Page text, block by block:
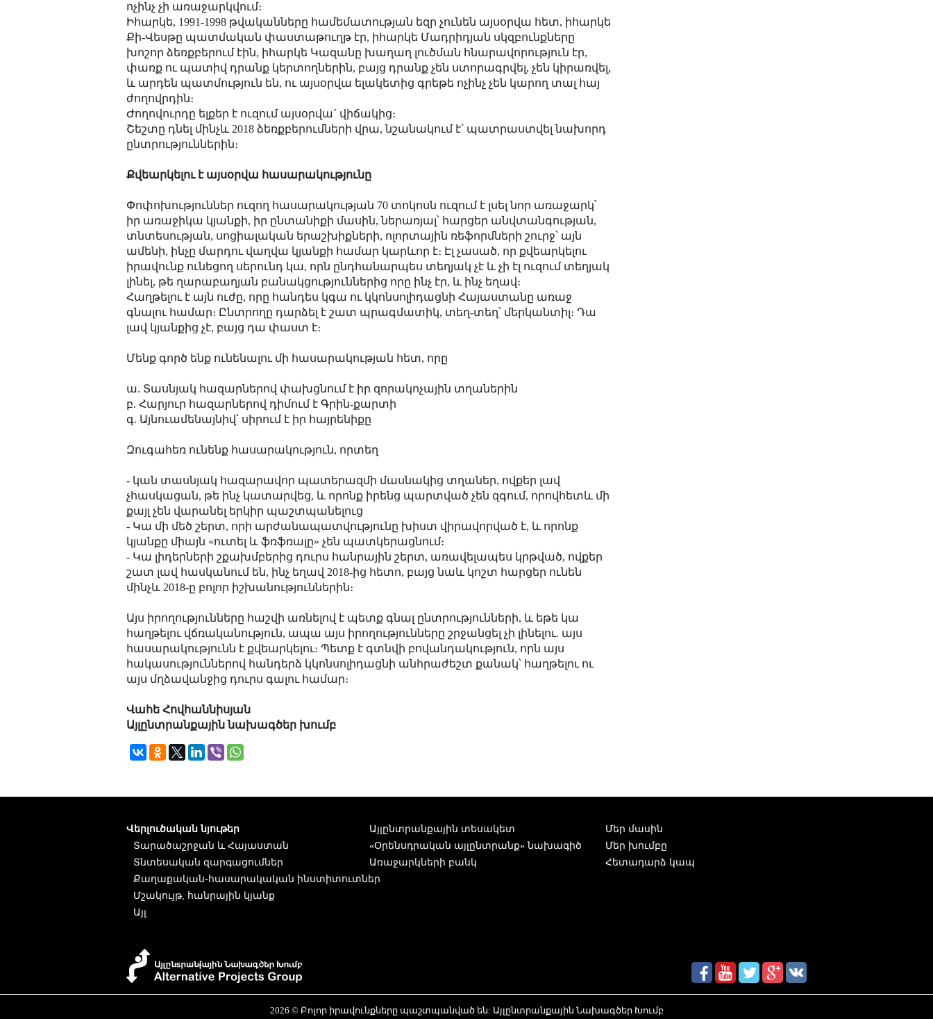
ոչինչ չի առաջարկվում։
Իհարկե, 1991-1998 թվականները համեմատության եզր չունեն այսօրվա հետ, իհարկե
Քի-Վեսթը պատմական փաստաթուղթ էր, իհարկե Մադրիդյան սկզբունքները
խոշոր ձեռքբերում էին, իհարկե Կազանը խաղաղ լուծման հնարավորություն էր,
փառք ու պատիվ դրանք կերտողներին, բայց դրանք չեն ստորագրվել, չեն կիրառվել,
և արդեն պատմություն են, ու այսօրվա ելակետից գրեթե ոչինչ չեն կարող տալ հայ
ժողովրդին։
Ժողովուրդը ելքեր է ուզում այսօրվա´ վիճակից։
Շեշտը դնել մինչև 2018 ձեռքբերումների վրա, նշանակում է՝ պատրաստվել նախորդ
ընտրություններին։
Քվեարկելու է այսօրվա հասարակությունը
Փոփոխություններ ուզող հասարակության 70 տոկոսն ուզում է լսել նոր առաջարկ՝
իր առաջիկա կյանքի, իր ընտանիքի մասին, ներառյալ՝ հարցեր անվտանգության,
տնտեսության, սոցիալական երաշխիքների, ոլորտային ռեֆորմների շուրջ՝ այն
ամենի, ինչը մարդու վաղվա կյանքի համար կարևոր է։ Էլ չասած, որ քվեարկելու
իրավունք ունեցող սերունդ կա, որն ընդհանարպես տեղյակ չէ և չի էլ ուզում տեղյակ
լինել, թե ղարաբաղյան բանակցություններից որը ինչ էր, և ինչ եղավ։
Հաղթելու է այն ուժը, որը հանդես կգա ու կկոնսոլիդացնի Հայաստանը առաջ
գնալու համար։ Ընտրողը դարձել է շատ պրագմատիկ, տեղ-տեղ՝ մերկանտիլ։ Դա
լավ կյանքից չէ, բայց դա փաստ է։
Մենք գործ ենք ունենալու մի հասարակության հետ, որը
ա. Տասնյակ հազարներով փախցնում է իր զորակոչային տղաներին
բ. Հարյուր հազարներով դիմում է Գրին-քարտի
գ. Այնուամենայնիվ՝ սիրում է իր հայրենիքը
Զուգահեռ ունենք հասարակություն, որտեղ
- կան տասնյակ հազարավոր պատերազմի մասնակից տղաներ, ովքեր լավ
չհասկացան, թե ինչ կատարվեց, և որոնք իրենց պարտված չեն զգում, որովհետև մի
քայլ չեն վարանել երկիր պաշտպանելուց
- Կա մի մեծ շերտ, որի արժանապատվությունը խիստ վիրավորված է, և որոնք
կյանքը միայն «ուտել և ֆռֆռալը» չեն պատկերացնում։
- Կա լիդերների շքախմբերից դուրս հանրային շերտ, առավելապես կրթված, ովքեր
շատ լավ հասկանում են, ինչ եղավ 2018-ից հետո, բայց նաև կոշտ հարցեր ունեն
մինչև 2018-ը բոլոր իշխանություններին։
Այս իրողությունները հաշվի առնելով է պետք գնալ ընտրությունների, և եթե կա
հաղթելու վճռականություն, ապա այս իրողությունները շրջանցել չի լինելու. այս
հասարակությունն է քվեարկելու։ Պետք է գտնվի բովանդակություն, որն այս
հակասություններով հանդերձ կկոնսոլիդացնի անհրաժեշտ քանակ՝ հաղթելու ու
այս մղձավանջից դուրս գալու համար։
Վահե Հովհաննիսյան
Այլընտրանքային նախագծեր խումբ
Վերլուծական նյութեր
Տարածաշրջան և Հայաստան
Տնտեսական զարգացումներ
Քաղաքական-հասարակական ինստիտուտներ
Մշակույթ, հանրային կյանք
Այլ
Այլընտրանքային տեսակետ
«Օրենսդրական այլընտրանք» նախագիծ
Առաջարկների բանկ
Մեր մասին
Մեր խումբը
Հետադարձ կապ
2026 © Բոլոր իրավունքները պաշտպանված են: Այլընտրանքային Նախագծեր Խումբ